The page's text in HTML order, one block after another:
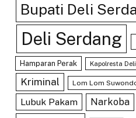
Bupati Deli
Deli Serdang
Hamparan Perak Kapolresta
Kriminal Lom Lom
Lubuk Pakam Narkoba